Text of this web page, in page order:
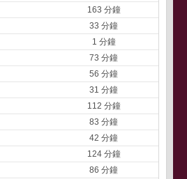
163 分鐘
33 分鐘
1 分鐘
73 分鐘
56 分鐘
31 分鐘
112 分鐘
83 分鐘
42 分鐘
124 分鐘
86 分鐘